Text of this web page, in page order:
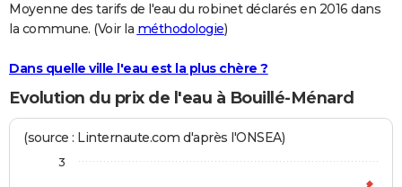
Bricolage
Lifestyle
Culture
Sport
Auto
Television
Voyage
Cinema
Moyenne des tarifs de l'eau du robinet déclarés en 2016 dans
la commune. (Voir la méthodologie)
Dans quelle ville l'eau est la plus chère ?
Evolution du prix de l'eau à Bouillé-Ménard
(source : Linternaute.com d'après l'ONSEA)
3